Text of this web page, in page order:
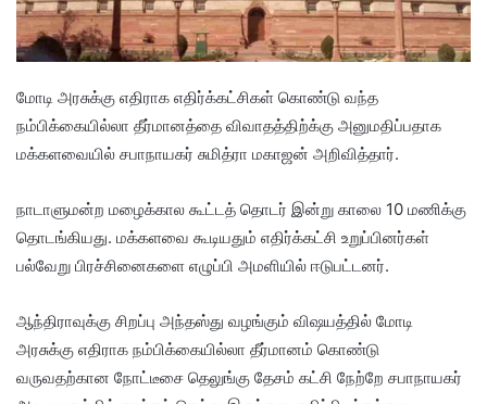
மோடி அரசுக்கு எதிராக எதிர்க்கட்சிகள் கொண்டு வந்த
நம்பிக்கையில்லா தீர்மானத்தை விவாதத்திற்க்கு அனுமதிப்பதாக
மக்களவையில் சபாநாயகர் சுமித்ரா மகாஜன் அறிவித்தார்.
நாடாளுமன்ற மழைக்கால கூட்டத் தொடர் இன்று காலை 10 மணிக்கு
தொடங்கியது. மக்களவை கூடியதும் எதிர்க்கட்சி உறுப்பினர்கள்
பல்வேறு பிரச்சினைகளை எழுப்பி அமளியில் ஈடுபட்டனர்.
ஆந்திராவுக்கு சிறப்பு அந்தஸ்து வழங்கும் விஷயத்தில் மோடி
அரசுக்கு எதிராக நம்பிக்கையில்லா தீர்மானம் கொண்டு
வருவதற்கான நோட்டீசை தெலுங்கு தேசம் கட்சி நேற்றே சபாநாயகர்